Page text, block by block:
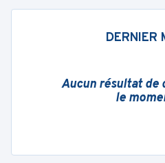
DERNIER
Aucun résultat de
le